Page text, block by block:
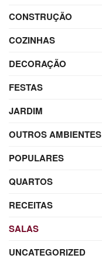
CONSTRUÇÃO
COZINHAS
DECORAÇÃO
FESTAS
JARDIM
OUTROS AMBIENTES
POPULARES
QUARTOS
RECEITAS
SALAS
UNCATEGORIZED